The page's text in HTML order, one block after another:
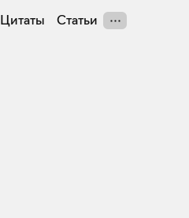
Цитаты Статьи